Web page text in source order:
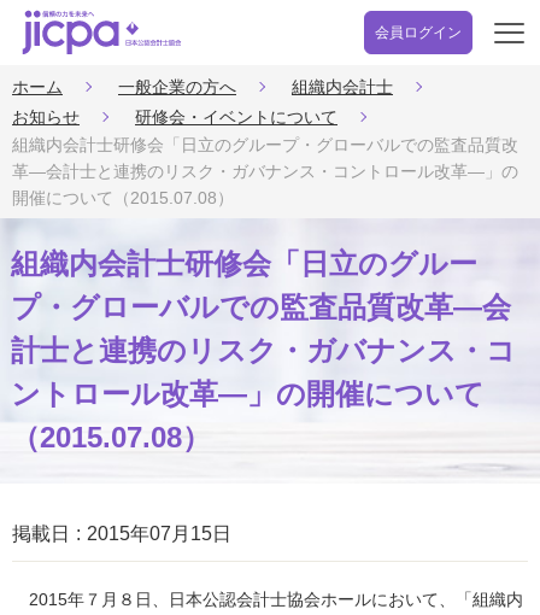
会員ログイン
開
ホーム 一般企業の方へ
組織内会計士
お知らせ
研修会・イベントについて
組織内会計士研修会「日立のグループ・グローバルでの監査品質改
革―会計士と連携のリスク・ガバナンス・コントロール改革―」の
開催について（2015.07.08）
組織内会計士研修会「日立のグルー
プ・グローバルでの監査品質改革―会
計士と連携のリスク・ガバナンス・コ
ントロール改革―」の開催について
（2015.07.08）
掲載日 2015年07月15日
2015年７月８日、日本公認会計士協会ホールにおいて、「組織内